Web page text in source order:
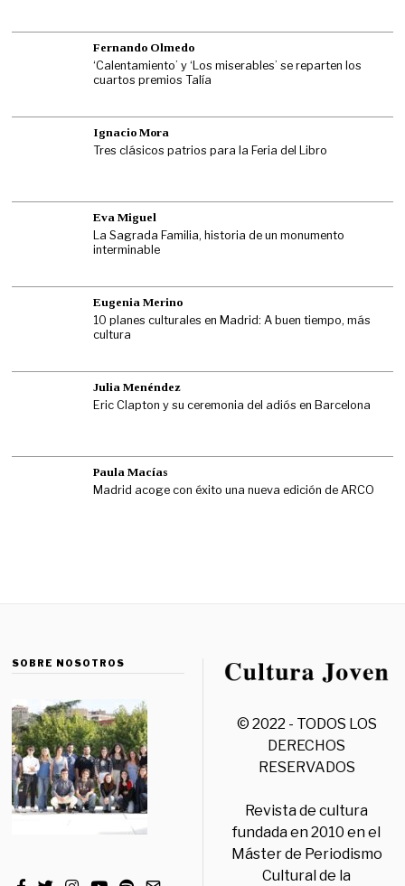
Fernando Olmedo
‘Calentamiento’ y ‘Los miserables’ se reparten los
cuartos premios Talía
Ignacio Mora
Tres clásicos patrios para la Feria del Libro
Eva Miguel
La Sagrada Familia, historia de un monumento
interminable
Eugenia Merino
10 planes culturales en Madrid: A buen tiempo, más
cultura
Julia Menéndez
Eric Clapton y su ceremonia del adiós en Barcelona
Paula Macías
Madrid acoge con éxito una nueva edición de ARCO
SOBRE NOSOTROS
© 2022 - TODOS LOS
DERECHOS
RESERVADOS
Revista de cultura
fundada en 2010 en el
Máster de Periodismo
Cultural de la